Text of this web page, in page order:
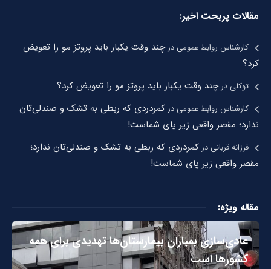
مقالات پربحت اخیر:
کارشناس روابط عمومیدرچند وقت یکبار باید پروتز مو را تعویض
کرد؟
توکلیدرچند وقت یکبار باید پروتز مو را تعویض کرد؟
کارشناس روابط عمومیدر کمردردی که ربطی به تشک و صندلی‌تان
ندارد؛ مقصر واقعی زیر پای شماست!
فرزانه قربانیدر کمردردی که ربطی به تشک و صندلی‌تان ندارد؛
مقصر واقعی زیر پای شماست!
مقاله ویژه:
عادی‌سازی بمباران بیمارستان‌ها تهدیدی برای همه
کشورها است